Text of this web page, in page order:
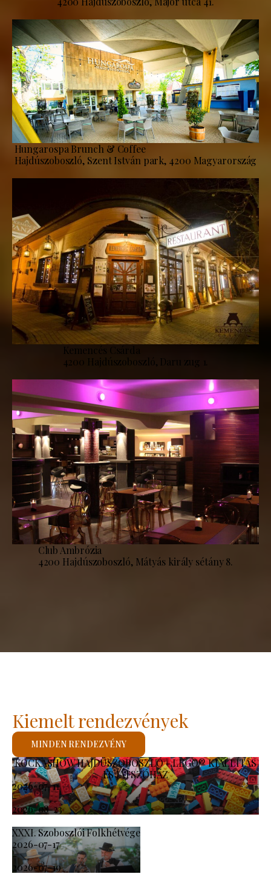
Hungarospa Brunch & Coffee
Hajdúszoboszló, Szent István park, 4200 Magyarország
Kemencés Csárda
4200 Hajdúszoboszló, Daru zug 1.
Club Ambrózia
4200 Hajdúszoboszló, Mátyás király sétány 8.
KOCKASHOW HAJDÚSZOBOSZLÓ - LEGO® KIÁLLÍTÁS
ÉS JÁTSZÓHÁZ
2026-07-11
-
2026-08-23
XXXI. Szoboszlói Folkhétvége
2026-07-17
-
2026-07-19
Kiemelt rendezvények
MINDEN RENDEZVÉNY